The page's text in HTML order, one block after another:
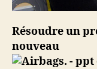
Résoudre un
nouveau